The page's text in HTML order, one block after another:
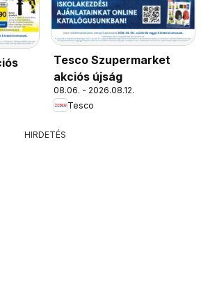
Tesco Szupermarket
akciós újság
08.06. - 2026.08.12.
Tesco
HIRDETÉS